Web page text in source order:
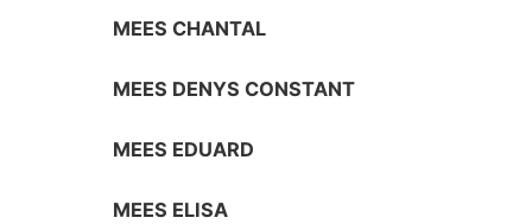
MEES CHANTAL
MEES DENYS CONSTANT
MEES EDUARD
MEES ELISA